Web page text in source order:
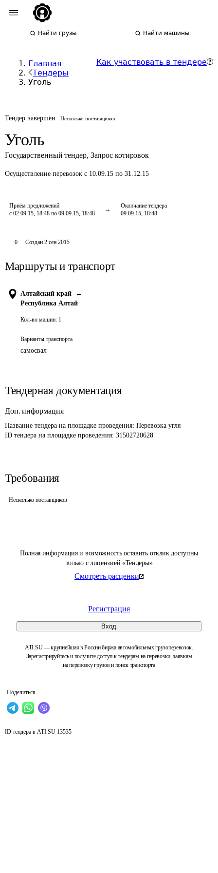
Найти грузы Найти машины
Главная
Тендеры
Уголь
Как участвовать в тендере
Тендер завершён Несколько поставщиков
Уголь
Государственный тендер, Запрос котировок
Осуществление перевозок с 10.09.15 по 31.12.15
Приём предложений
с 02.09.15, 18:48 по 09.09.15, 18:48
Окончание тендера
09.09.15, 18:48
Полная информация и возможность оставить отклик доступны
только с лицензией «Тендеры»
Смотреть расценки
Регистрация
Вход
ATI.SU — крупнейшая в России биржа автомобильных грузоперевозок.
Зарегистрируйтесь и получите доступ к тендерам на перевозки, заявкам
на перевозку грузов и поиск транспорта
Поделиться
0 Создан 2 сен 2015
Маршруты и транспорт
Алтайский край
→
Республика Алтай
Кол-во машин: 1
Варианты транспорта
самосвал
Тендерная документация
Доп. информация
Название тендера на площадке проведения: Перевозка угля
ID тендера на площадке проведения: 31502720628
Требования
Несколько поставщиков
ID тендера в ATI.SU 13535